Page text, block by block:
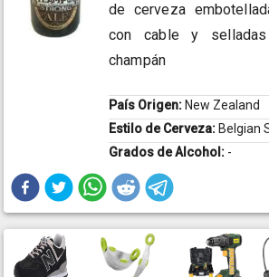
de cerveza
con cable y
champán
País Origen: New Zealand
Estilo de Cerveza: Belgian
Grados de Alcohol: -